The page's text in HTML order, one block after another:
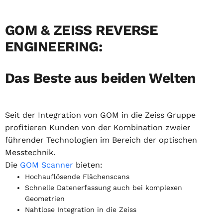
GOM & ZEISS REVERSE
ENGINEERING:
Das Beste aus beiden Welten
Seit der Integration von GOM in die Zeiss Gruppe
profitieren Kunden von der Kombination zweier
führender Technologien im Bereich der optischen
Messtechnik.
Die GOM Scanner bieten:
Hochauflösende Flächenscans
Schnelle Datenerfassung auch bei komplexen
Geometrien
Nahtlose Integration in die Zeiss